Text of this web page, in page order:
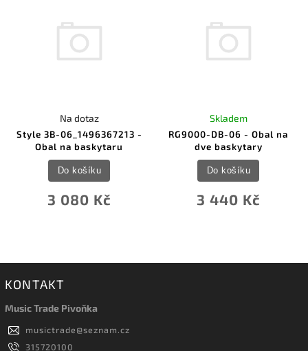
Style 3B-06_1496367213 -
Obal na baskytaru
Na dotaz
3 080 Kč
Do košíku
RG9000-DB-06 - Obal na
dve baskytary
Skladem
3 440 Kč
Do košíku
KONTAKT
Music Trade Pivoňka
musictrade@seznam.cz
315720100